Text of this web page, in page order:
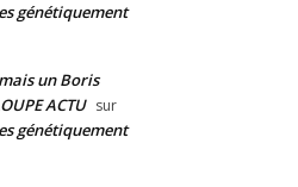
génétiquement
un Boris
ACTU sur
génétiquement